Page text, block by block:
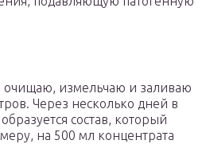
очищаю, измельчаю и заливаю
Через несколько дней в
состав, который
на 500 мл концентрата